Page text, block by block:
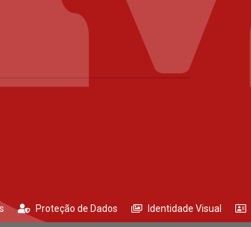
Proteção de Dados Identidade Visual